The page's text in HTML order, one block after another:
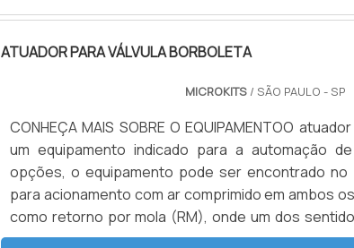
ATUADOR PARA VÁLVULA BORBOLETA
MICROKITS/ SÃO PAULO - SP
CONHEÇA MAIS SOBRE O EQUIPAMENTOO
um equipamento indicado para a automação
opções, o equipamento pode ser encontrado no
para acionamento com ar comprimido em ambos
como retorno por mola (RM), onde um dos
pela força da ação das molas e proporciona